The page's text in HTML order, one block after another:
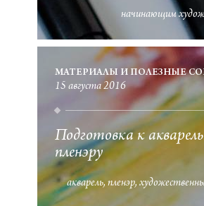
начинающим
МАТЕРИАЛЫ И ПОЛЕЗНЫЕ
15 августа 2016
Подготовка к
пленэру
акварель пленэр